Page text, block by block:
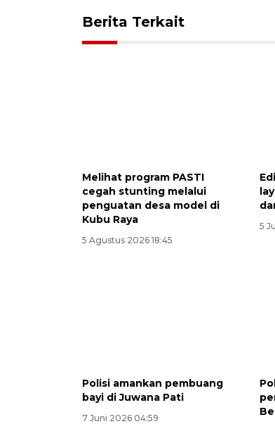
Berita Terkait
Melihat program PASTI
cegah stunting melalui
penguatan desa model di
Kubu Raya
5 Agustus 2026 18:45
5
Polisi amankan pembuang
bayi di Juwana Pati
7 Juni 2026 04:59